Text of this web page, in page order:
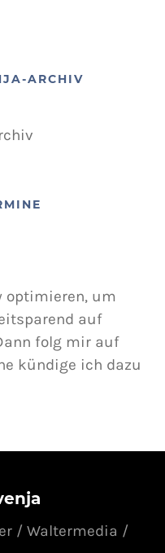
ARCHIV
optimieren, um
auf
folg mir auf
kündige ich dazu
/ Waltermedia /